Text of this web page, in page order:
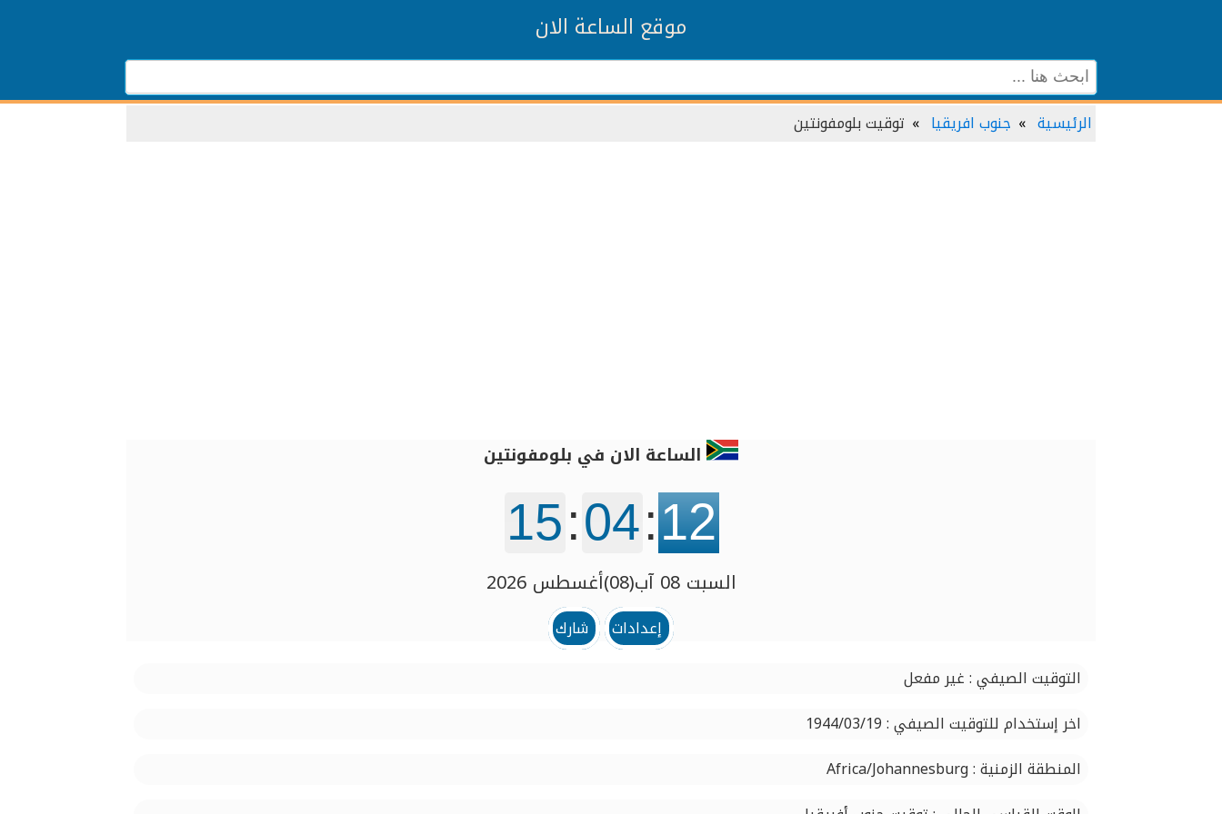
موقع الساعة الان
الرئيسية جنوب افريقيا توقيت بلومفونتين
الساعة الان في بلومفونتين
15:04:13
السبت 08 آب(08)أغسطس 2026
إعدادات
شارك
التوقيت الصيفي : غير مفعل
اخر إستخدام للتوقيت الصيفي : 1944/03/19
المنطقة الزمنية : Africa/Johannesburg